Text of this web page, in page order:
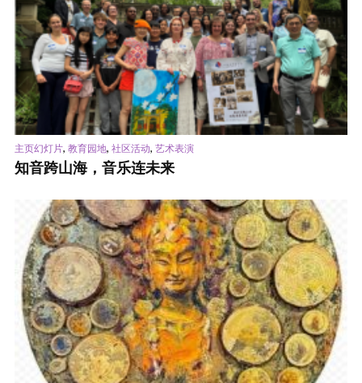
主页幻灯片, 教育园地, 社区活动, 艺术表演
知音跨山海，音乐连未来